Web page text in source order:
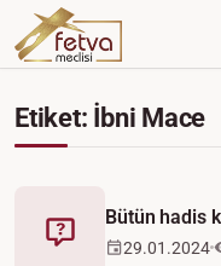
Etiket: İbni Mace
Fetva
Bütün hadis
29.01.2024